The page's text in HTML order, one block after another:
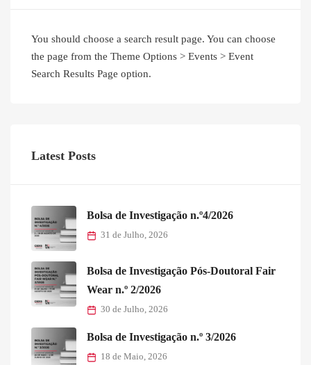
You should choose a search result page. You can choose
the page from the Theme Options > Events > Event
Search Results Page option.
Latest Posts
Bolsa de Investigação n.º4/2026
31 de Julho, 2026
Bolsa de Investigação Pós-Doutoral Fair
Wear n.º 2/2026
30 de Julho, 2026
Bolsa de Investigação n.º 3/2026
18 de Maio, 2026